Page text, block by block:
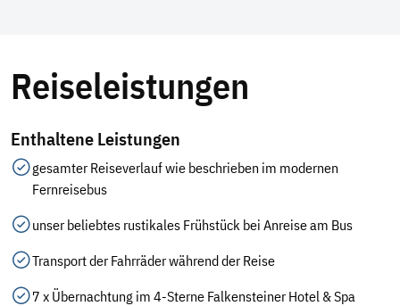
per E-Mail senden
Reiseleistungen
Enthaltene Leistungen
gesamter Reiseverlauf wie beschrieben im modernen
Fernreisebus
unser beliebtes rustikales Frühstück bei Anreise am Bus
Transport der Fahrräder während der Reise
7 x Übernachtung im 4-Sterne Falkensteiner Hotel & Spa